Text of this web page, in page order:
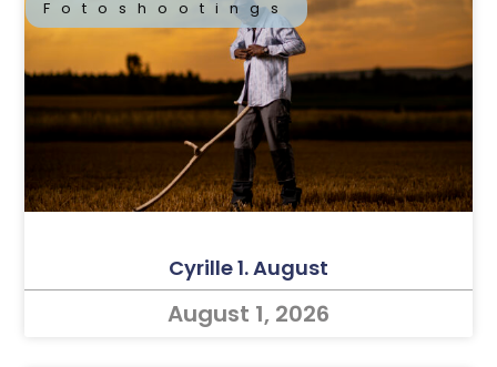
Fotoshootings
Cyrille 1. August
August 1, 2026